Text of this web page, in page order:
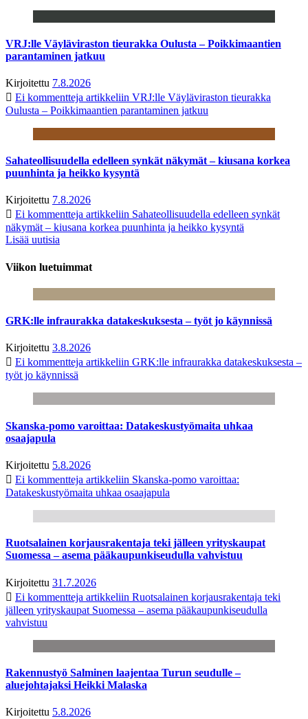
VRJ:lle Väyläviraston tieurakka Oulusta – Poikkimaantien
parantaminen jatkuu
Kirjoitettu 7.8.2026
Ei kommentteja artikkeliin VRJ:lle Väyläviraston tieurakka
Oulusta – Poikkimaantien parantaminen jatkuu
Sahateollisuudella edelleen synkät näkymät – kiusana korkea
puunhinta ja heikko kysyntä
Kirjoitettu 7.8.2026
Ei kommentteja artikkeliin Sahateollisuudella edelleen synkät
näkymät – kiusana korkea puunhinta ja heikko kysyntä
Lisää uutisia
Viikon luetuimmat
GRK:lle infraurakka datakeskuksesta – työt jo käynnissä
Kirjoitettu 3.8.2026
Ei kommentteja artikkeliin GRK:lle infraurakka datakeskuksesta –
työt jo käynnissä
Skanska-pomo varoittaa: Datakeskustyömaita uhkaa
osaajapula
Kirjoitettu 5.8.2026
Ei kommentteja artikkeliin Skanska-pomo varoittaa:
Datakeskustyömaita uhkaa osaajapula
Ruotsalainen korjausrakentaja teki jälleen yrityskaupat
Suomessa – asema pääkaupunkiseudulla vahvistuu
Kirjoitettu 31.7.2026
Ei kommentteja artikkeliin Ruotsalainen korjausrakentaja teki
jälleen yrityskaupat Suomessa – asema pääkaupunkiseudulla
vahvistuu
Rakennustyö Salminen laajentaa Turun seudulle –
aluejohtajaksi Heikki Malaska
Kirjoitettu 5.8.2026